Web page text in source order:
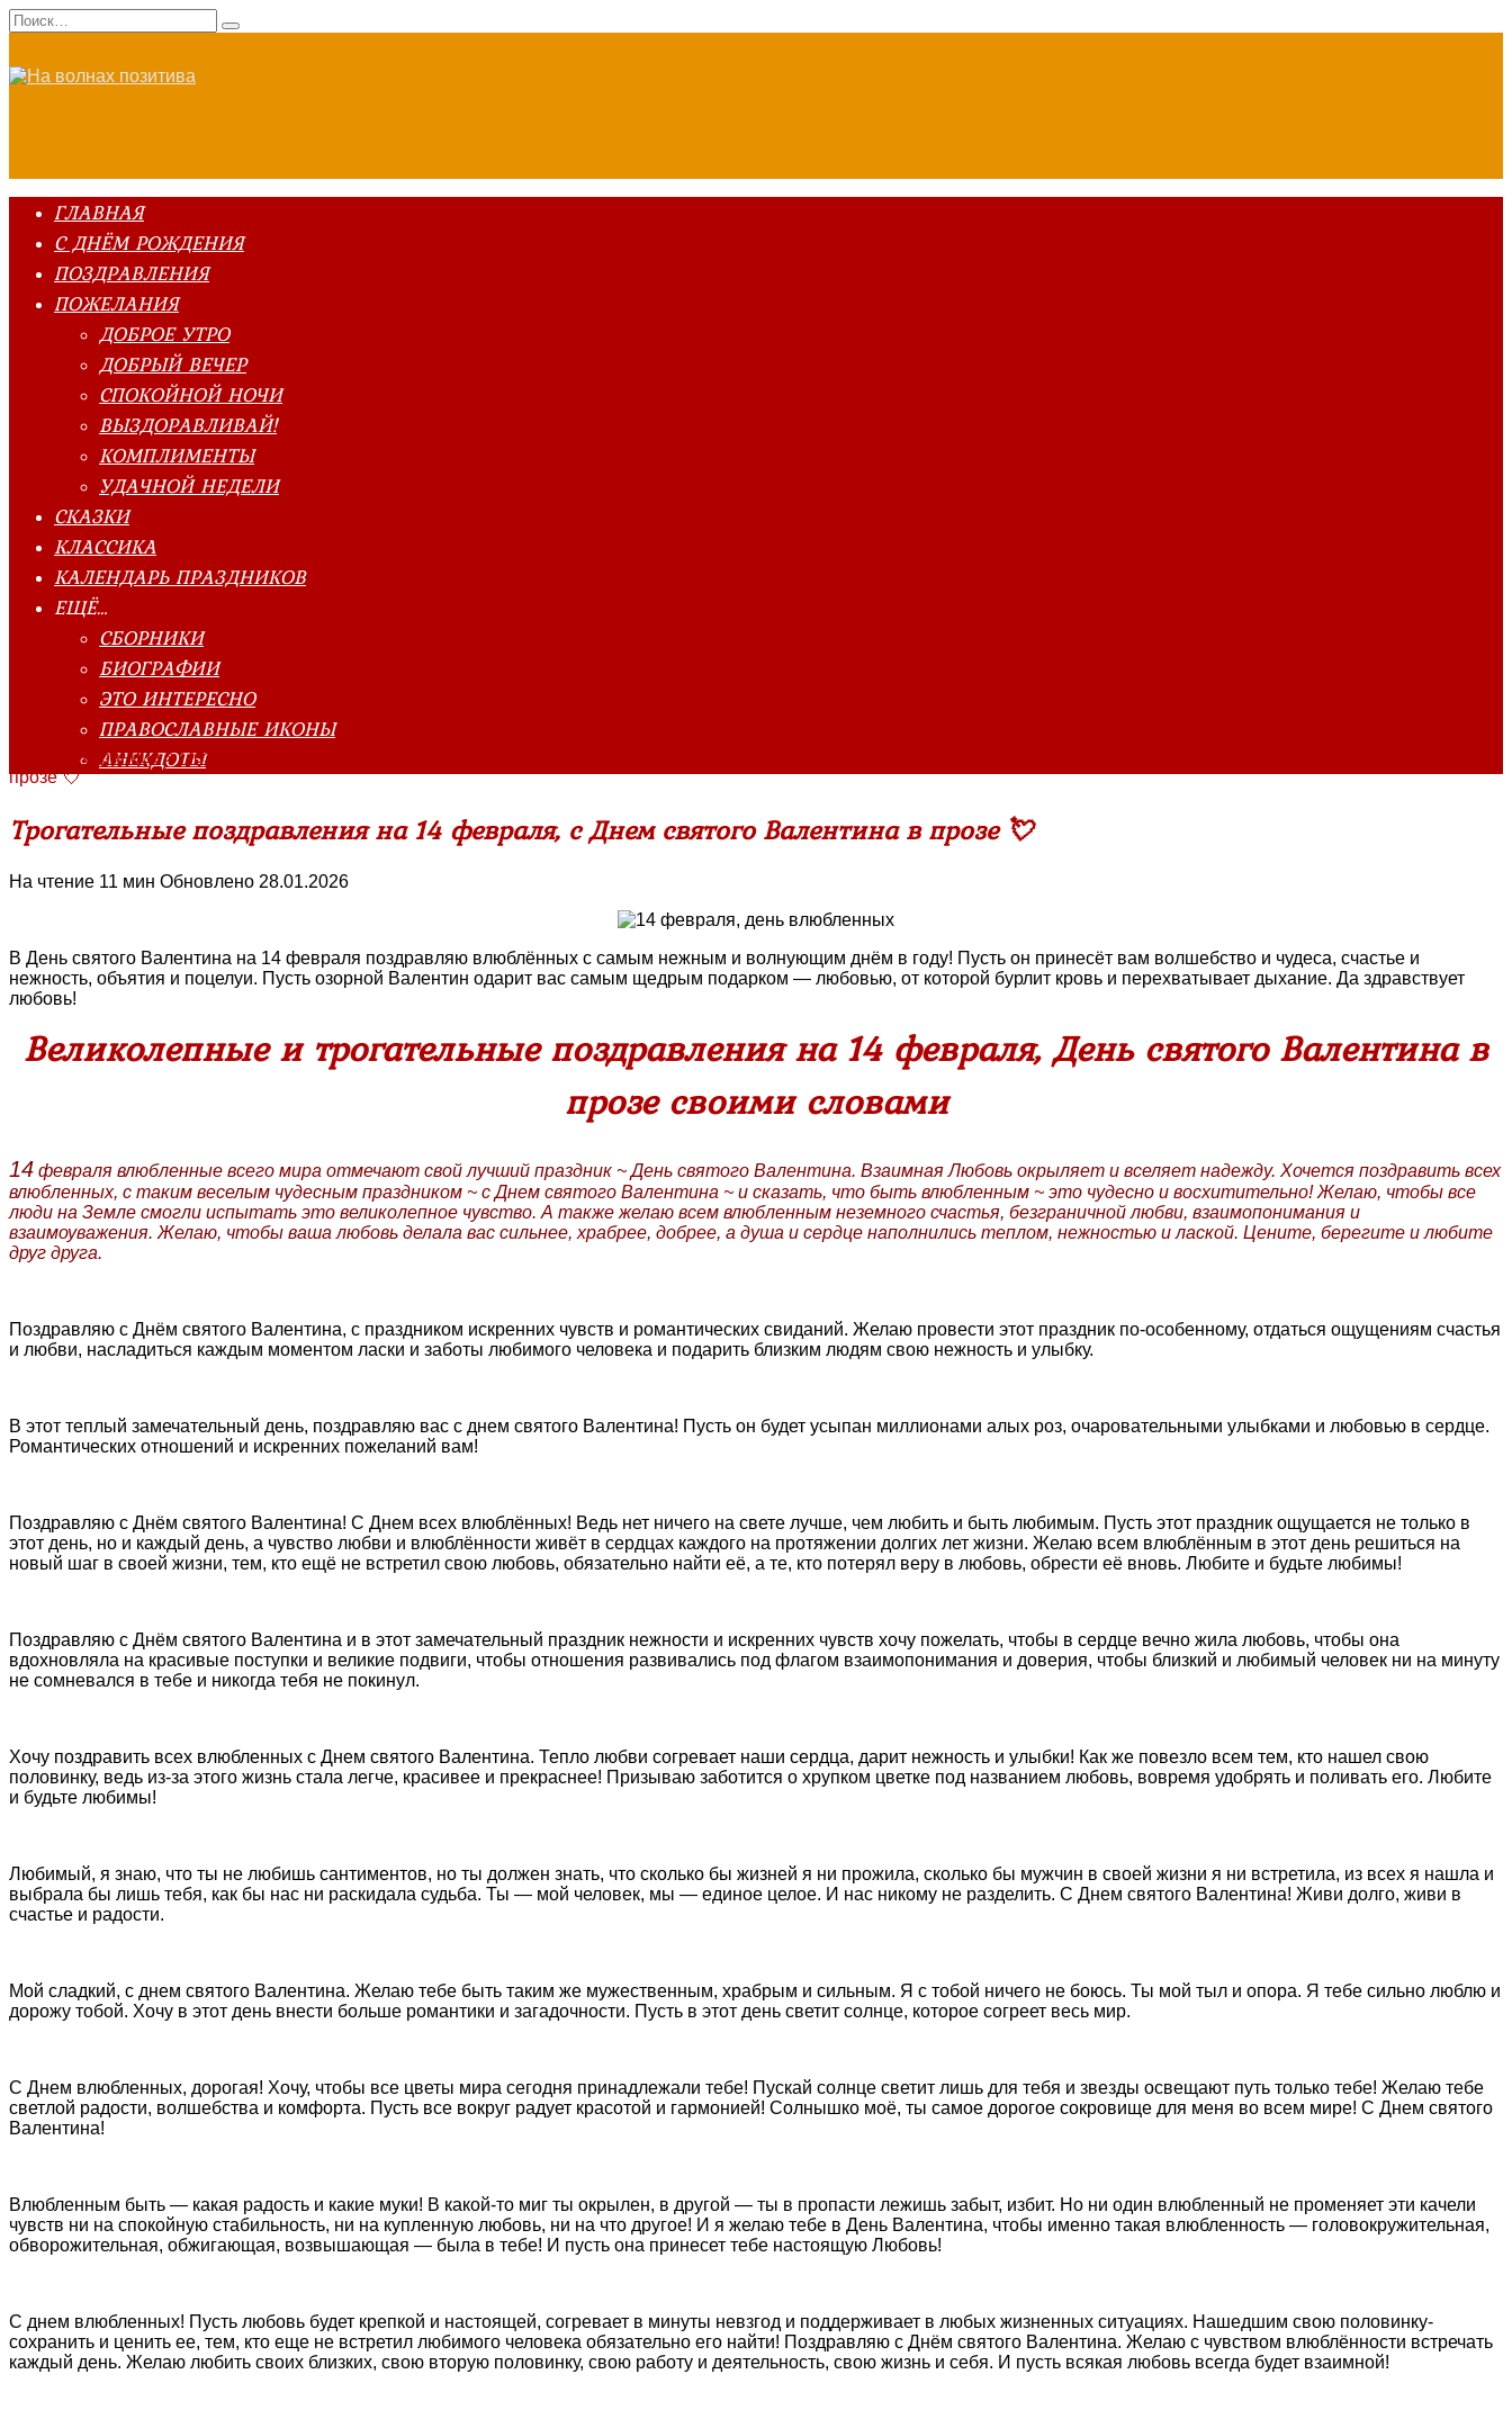
Перейти
к
Search
for:
ГЛАВНАЯ
С ДНЁМ РОЖДЕНИЯ
ПОЗДРАВЛЕНИЯ
ПОЖЕЛАНИЯ
ДОБРОЕ УТРО
ДОБРЫЙ ВЕЧЕР
СПОКОЙНОЙ НОЧИ
ВЫЗДОРАВЛИВАЙ!
КОМПЛИМЕНТЫ
УДАЧНОЙ НЕДЕЛИ
СКАЗКИ
КЛАССИКА
КАЛЕНДАРЬ ПРАЗДНИКОВ
ЕЩЁ…
СБОРНИКИ
БИОГРАФИИ
ЭТО ИНТЕРЕСНО
ПРАВОСЛАВНЫЕ ИКОНЫ
АНЕКДОТЫ
Главная страница»Поздравления
прозе 💘
Трогательные поздравления на 14 февраля, с Днем святого Валентина в прозе 💘
На чтение 11 мин Обновлено 28.01.2026
В День святого Валентина на 14 февраля поздравляю влюблённых с самым нежным и волнующим днём в году! Пусть он принесёт вам волшебство и чудеса, счастье и
нежность, объятия и поцелуи. Пусть озорной Валентин одарит вас самым щедрым подарком — любовью, от которой бурлит кровь и перехватывает дыхание. Да здравствует
любовь!
Великолепные и трогательные поздравления на 14 февраля, День святого Валентина в
прозе своими словами
14 февраля влюбленные всего мира отмечают свой лучший праздник ~ День святого Валентина. Взаимная Любовь окрыляет и вселяет надежду. Хочется поздравить всех
влюбленных, с таким веселым чудесным праздником ~ с Днем святого Валентина ~ и сказать, что быть влюбленным ~ это чудесно и восхитительно! Желаю, чтобы все
люди на Земле смогли испытать это великолепное чувство. А также желаю всем влюбленным неземного счастья, безграничной любви, взаимопонимания и
взаимоуважения. Желаю, чтобы ваша любовь делала вас сильнее, храбрее, добрее, а душа и сердце наполнились теплом, нежностью и лаской. Цените, берегите и любите
друг друга.
Поздравляю с Днём святого Валентина, с праздником искренних чувств и романтических свиданий. Желаю провести этот праздник по-особенному, отдаться ощущениям счастья
и любви, насладиться каждым моментом ласки и заботы любимого человека и подарить близким людям свою нежность и улыбку.
В этот теплый замечательный день, поздравляю вас с днем святого Валентина! Пусть он будет усыпан миллионами алых роз, очаровательными улыбками и любовью в сердце.
Романтических отношений и искренних пожеланий вам!
Поздравляю с Днём святого Валентина! С Днем всех влюблённых! Ведь нет ничего на свете лучше, чем любить и быть любимым. Пусть этот праздник ощущается не только в
этот день, но и каждый день, а чувство любви и влюблённости живёт в сердцах каждого на протяжении долгих лет жизни. Желаю всем влюблённым в этот день решиться на
новый шаг в своей жизни, тем, кто ещё не встретил свою любовь, обязательно найти её, а те, кто потерял веру в любовь, обрести её вновь. Любите и будьте любимы!
Поздравляю с Днём святого Валентина и в этот замечательный праздник нежности и искренних чувств хочу пожелать, чтобы в сердце вечно жила любовь, чтобы она
вдохновляла на красивые поступки и великие подвиги, чтобы отношения развивались под флагом взаимопонимания и доверия, чтобы близкий и любимый человек ни на минуту
не сомневался в тебе и никогда тебя не покинул.
Хочу поздравить всех влюбленных с Днем святого Валентина. Тепло любви согревает наши сердца, дарит нежность и улыбки! Как же повезло всем тем, кто нашел свою
половинку, ведь из-за этого жизнь стала легче, красивее и прекраснее! Призываю заботится о хрупком цветке под названием любовь, вовремя удобрять и поливать его. Любите
и будьте любимы!
Любимый, я знаю, что ты не любишь сантиментов, но ты должен знать, что сколько бы жизней я ни прожила, сколько бы мужчин в своей жизни я ни встретила, из всех я нашла и
выбрала бы лишь тебя, как бы нас ни раскидала судьба. Ты — мой человек, мы — единое целое. И нас никому не разделить. С Днем святого Валентина! Живи долго, живи в
счастье и радости.
Мой сладкий, с днем святого Валентина. Желаю тебе быть таким же мужественным, храбрым и сильным. Я с тобой ничего не боюсь. Ты мой тыл и опора. Я тебе сильно люблю и
дорожу тобой. Хочу в этот день внести больше романтики и загадочности. Пусть в этот день светит солнце, которое согреет весь мир.
С Днем влюбленных, дорогая! Хочу, чтобы все цветы мира сегодня принадлежали тебе! Пускай солнце светит лишь для тебя и звезды освещают путь только тебе! Желаю тебе
светлой радости, волшебства и комфорта. Пусть все вокруг радует красотой и гармонией! Солнышко моё, ты самое дорогое сокровище для меня во всем мире! С Днем святого
Валентина!
Влюбленным быть — какая радость и какие муки! В какой-то миг ты окрылен, в другой — ты в пропасти лежишь забыт, избит. Но ни один влюбленный не променяет эти качели
чувств ни на спокойную стабильность, ни на купленную любовь, ни на что другое! И я желаю тебе в День Валентина, чтобы именно такая влюбленность — головокружительная,
обворожительная, обжигающая, возвышающая — была в тебе! И пусть она принесет тебе настоящую Любовь!
С днем влюбленных! Пусть любовь будет крепкой и настоящей, согревает в минуты невзгод и поддерживает в любых жизненных ситуациях. Нашедшим свою половинку-
сохранить и ценить ее, тем, кто еще не встретил любимого человека обязательно его найти! Поздравляю с Днём святого Валентина. Желаю с чувством влюблённости встречать
каждый день. Желаю любить своих близких, свою вторую половинку, свою работу и деятельность, свою жизнь и себя. И пусть всякая любовь всегда будет взаимной!